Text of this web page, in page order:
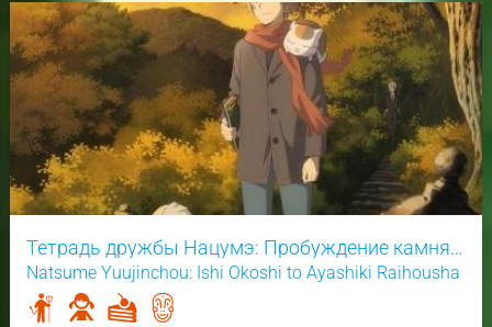
Тетрадь дружбы Нацумэ: Пробуждение камня и подозрительный посетитель
Natsume Yuujinchou: Ishi Okoshi to Ayashiki Raihousha